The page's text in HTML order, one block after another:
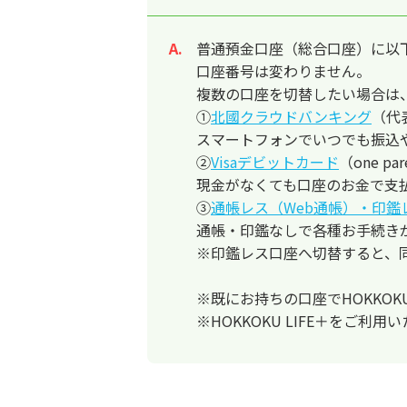
回答
普通預金口座（総合口座）に
口座番号は変わりません。
複数の口座を切替したい場合
①北國クラウドバンキング （
スマートフォンでいつでも振
②Visaデビットカード （one
現金がなくても口座のお金で支
③通帳レス（Web通帳）・印鑑
通帳・印鑑なしで各種お手続き
※印鑑レス口座へ切替すると、
※既にお持ちの口座で
※HOKKOKU LIFE＋をご利用